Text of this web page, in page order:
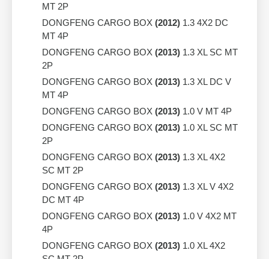
MT 2P
DONGFENG CARGO BOX (2012) 1.3 4X2 DC
MT 4P
DONGFENG CARGO BOX (2013) 1.3 XL SC MT
2P
DONGFENG CARGO BOX (2013) 1.3 XL DC V
MT 4P
DONGFENG CARGO BOX (2013) 1.0 V MT 4P
DONGFENG CARGO BOX (2013) 1.0 XL SC MT
2P
DONGFENG CARGO BOX (2013) 1.3 XL 4X2
SC MT 2P
DONGFENG CARGO BOX (2013) 1.3 XL V 4X2
DC MT 4P
DONGFENG CARGO BOX (2013) 1.0 V 4X2 MT
4P
DONGFENG CARGO BOX (2013) 1.0 XL 4X2